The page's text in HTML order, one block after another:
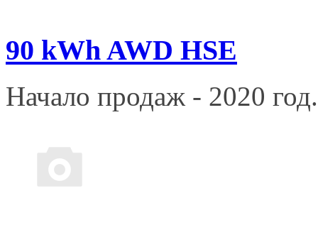
90 kWh AWD HSE
Начало продаж - 2020